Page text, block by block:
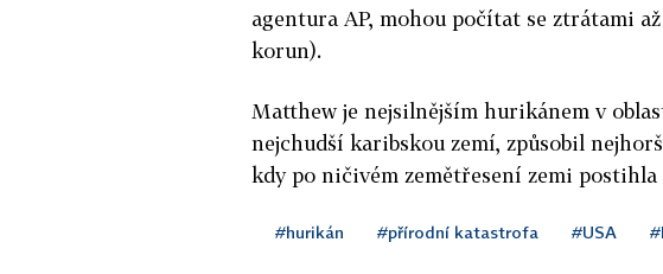
agentura AP, mohou počítat se ztrátami
korun).
Matthew je nejsilnějším hurikánem v
nejchudší karibskou zemí, způsobil
kdy po ničivém zemětřesení zemi
#hurikán #přírodní katastrofa #USA